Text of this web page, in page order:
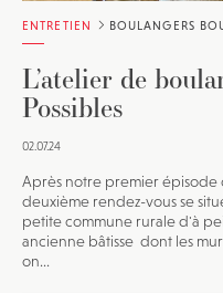
ENTRETIEN BOULANGERS
L’atelier de
Possibles
02.07.24
Après notre premier épisode
deuxième rendez-vous se
petite commune rurale d'à
ancienne bâtisse dont les
on...